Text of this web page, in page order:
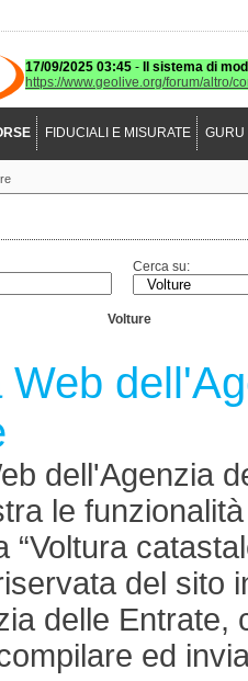
17/09/2025 03:45 -
Il sistema di
https://www.geolive.org/forum/altro/
FIDUCIALI E MISURATE GURU
Cerca su:
Volture
Web
dell'Agenzia
le
“Voltura
del sito
delle Entrate,
ed